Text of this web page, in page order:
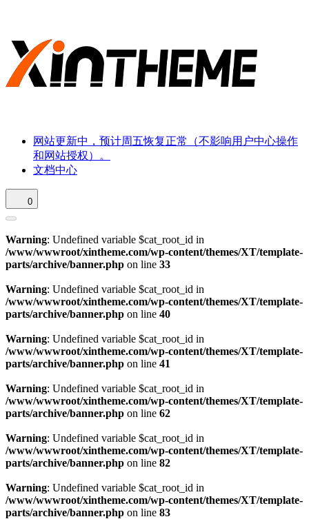
网站更新中，预计周五恢复正常（不影响用户中心操作
和网站授权）。
文档中心
0
Warning: Undefined variable $cat_root_id in
/www/wwwroot/xintheme.com/wp-content/themes/XT/template-
parts/archive/banner.php on line 33
Warning: Undefined variable $cat_root_id in
/www/wwwroot/xintheme.com/wp-content/themes/XT/template-
parts/archive/banner.php on line 40
Warning: Undefined variable $cat_root_id in
/www/wwwroot/xintheme.com/wp-content/themes/XT/template-
parts/archive/banner.php on line 41
Warning: Undefined variable $cat_root_id in
/www/wwwroot/xintheme.com/wp-content/themes/XT/template-
parts/archive/banner.php on line 62
Warning: Undefined variable $cat_root_id in
/www/wwwroot/xintheme.com/wp-content/themes/XT/template-
parts/archive/banner.php on line 82
Warning: Undefined variable $cat_root_id in
/www/wwwroot/xintheme.com/wp-content/themes/XT/template-
parts/archive/banner.php on line 83